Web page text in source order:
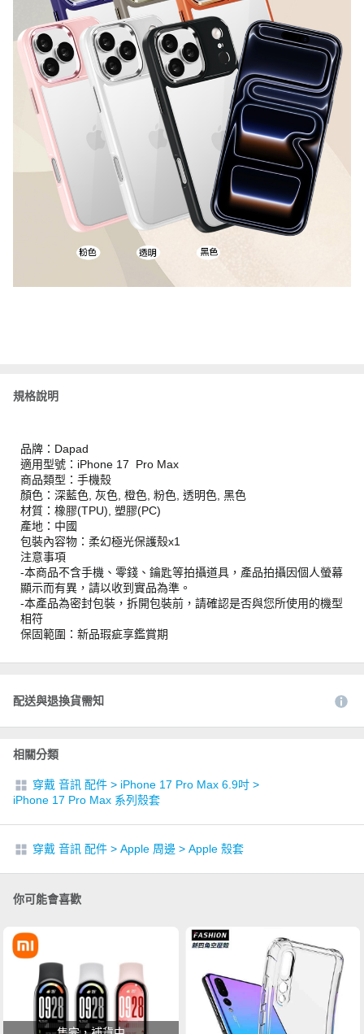
規格說明
品牌：Dapad
適用型號：iPhone 17 Pro Max
商品類型：手機殼
顏色：深藍色, 灰色, 橙色, 粉色, 透明色, 黑色
材質：橡膠(TPU), 塑膠(PC)
產地：中國
包裝內容物：柔幻極光保護殼x1
注意事項
-本商品不含手機、零錢、鑰匙等拍攝道具，產品拍攝因個人螢幕
顯示而有異，請以收到實品為準。
-本產品為密封包裝，拆開包裝前，請確認是否與您所使用的機型
相符
保固範圍：新品瑕疵享鑑賞期
配送與退換貨需知
相關分類
穿戴 音訊 配件 > iPhone 17 Pro Max 6.9吋 >
iPhone 17 Pro Max 系列殼套
穿戴 音訊 配件 > Apple 周邊 > Apple 殼套
你可能會喜歡